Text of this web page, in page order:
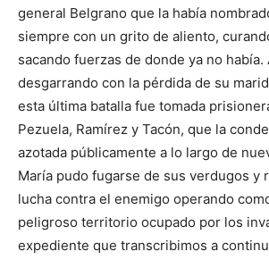
general Belgrano que la había
siempre con un grito de aliento,
sacando fuerzas de donde ya no había.
desgarrando con la pérdida de su
esta última batalla fue tomada
Pezuela, Ramírez y Tacón, que la
azotada públicamente a lo largo de
María pudo fugarse de sus verdugos y
lucha contra el enemigo operando
peligroso territorio ocupado por los
expediente que transcribimos a